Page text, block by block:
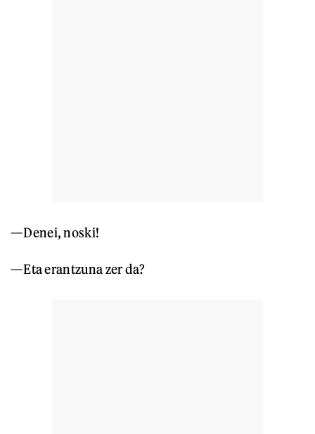
—Denei, noski!
—Eta erantzuna zer da?